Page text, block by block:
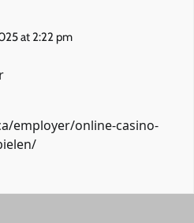
at 2:22 pm
employer/online-casino-